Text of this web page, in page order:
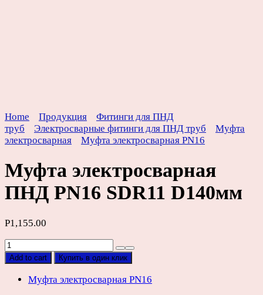
Home Продукция
Фитинги для ПНД
труб
Электросварные фитинги для ПНД труб
Муфта
электросварная
Муфта электросварная PN16
Муфта электросварная
ПНД PN16 SDR11 D140мм
Р1,155.00
Муфта
электросварная
PN16
Add to cart Купить в один клик
Муфта электросварная PN16